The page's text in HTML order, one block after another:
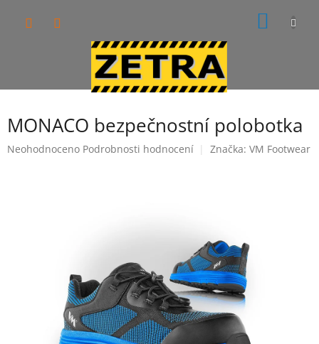
MONACO bezpečnostní polobotka
Průměrné
Neohodnoceno Podrobnosti hodnocení Značka: VM Footwear